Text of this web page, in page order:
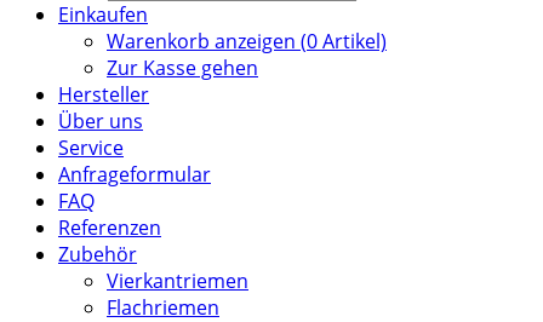
Einkaufen
Warenkorb anzeigen (0Artikel)
Zur Kasse gehen
Hersteller
Über uns
Service
Anfrageformular
FAQ
Referenzen
Zubehör
Vierkantriemen
Flachriemen